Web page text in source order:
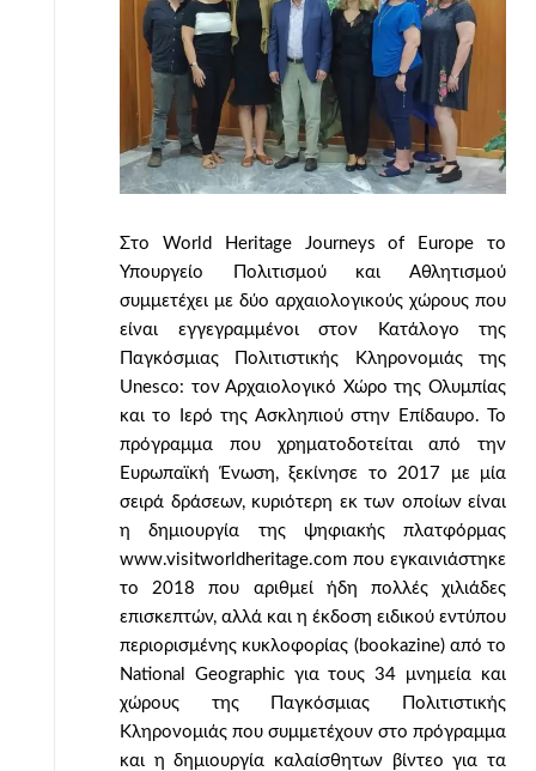
Στο World Heritage Journeys of Europe το
Υπουργείο Πολιτισμού και Αθλητισμού
συμμετέχει με δύο αρχαιολογικούς χώρους που
είναι εγγεγραμμένοι στον Κατάλογο της
Παγκόσμιας Πολιτιστικής Κληρονομιάς της
Unesco: τον Αρχαιολογικό Χώρο της Ολυμπίας
και το Ιερό της Ασκληπιού στην Επίδαυρο. Το
πρόγραμμα που χρηματοδοτείται από την
Ευρωπαϊκή Ένωση, ξεκίνησε το 2017 με μία
σειρά δράσεων, κυριότερη εκ των οποίων είναι
η δημιουργία της ψηφιακής πλατφόρμας
www.visitworldheritage.com που εγκαινιάστηκε
το 2018 που αριθμεί ήδη πολλές χιλιάδες
επισκεπτών, αλλά και η έκδοση ειδικού εντύπου
περιορισμένης κυκλοφορίας (bookazine) από το
Νational Geographic για τους 34 μνημεία και
χώρους της Παγκόσμιας Πολιτιστικής
Κληρονομιάς που συμμετέχουν στο πρόγραμμα
και η δημιουργία καλαίσθητων βίντεο για τα